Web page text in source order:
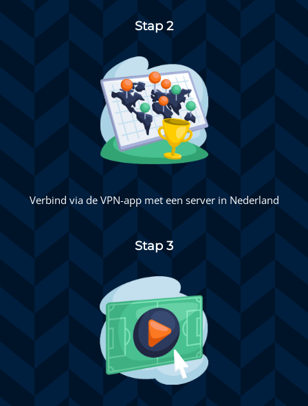
Stap 2
Verbind via de VPN-app met een server in Nederland
Stap 3